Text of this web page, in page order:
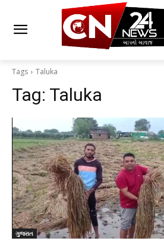
Tags Taluka
Tag: Taluka
ગુજરાત